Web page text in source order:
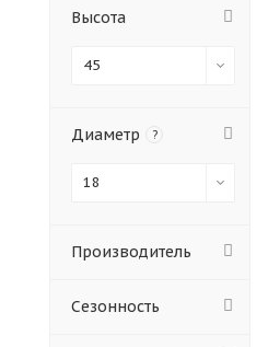
Высота
45
Диаметр ?
18
Производитель
Сезонность